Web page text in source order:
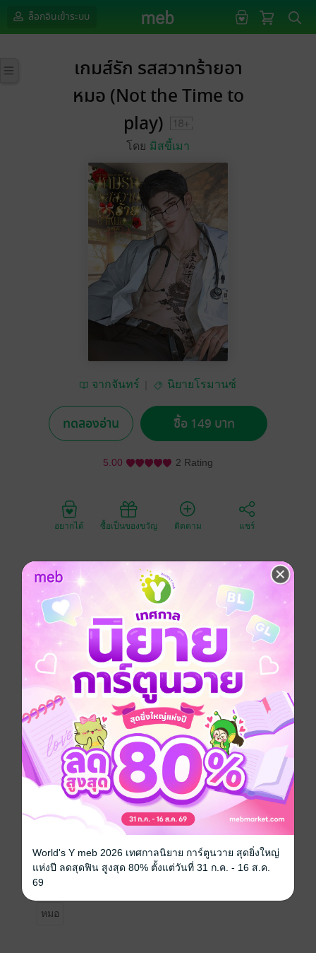
ล็อกอินเข้าระบบ
เกมส์รัก รสสวาทร้ายอา
หมอ (Not the Time to
play)
โดย มิสขี้เมา
จากจันทร์ นิยายโรมานซ์
ทดลองอ่าน ซื้อ 149 บาท
5.00 2 Rating
อยากได้ ซื้อเป็นของขวัญ ติดตาม แชร์
เพราะความเมาในคืนวันเกิดทำให้หมอผู้เป็นเหมือนอา
กลายเป็นคนที่ได้ตัวเธอไปโดยไม่ตั้งใจ"
แต่ที่มากกว่านั้นคือ...เขาเลือกจะเลื่อนฐานะเป็นสามีและ
ภรรยา
นนทิพัชร์ ปรากานต์ภักดีหมอวัย 43 ปี ที่ทั้งวงการรู้จักดีใน
ฐานะศัลยแพทย์มากฝีมือ
ผู้บริหารโรงพยาบาลเอกชนสุดหรู
เขาเคยใช้ชีวิตแบบเจ้าสำราญมาแล้วทุกแบบ
แต่ทุกอย่างเปลี่ยนเมื่อเขาตื่นขึ้นมาในห้องนอนของตัวเอง
พร้อมกับ "เด็กผู้หญิงวัย 19"
ที่นอนเปลือยอยู่ข้าง ๆเด็กคนนั้นคือ วียา จิรเวชกุลน้องสาว
ของเพื่อนสนิทคน
ที่เคยผ่าตัดช่วยชีวิตเธอในวัยเด็กคนที่เธอเรียกว่า "พี่หมอ"
ด้วยดวงตาเป็นประกาย
หลานสาวที่เขาเคยเห็นมาตั้งแต่ยังวิ่งเล่นในสนาม
และหลักฐานบนเตียงชัดเจนเกินกว่าจะปฏิเสธได้ว่า
"เขาคือคนแรกของเธอ"พลาดครั้งเดียว...แต่มันเปลี่ยน
สถานะจาก น้องเพื่อน
กลายเป็น เมียในทะเบียน ที่เขาหวง หึง โหด ที่สุด
โรมานซ์
หมอ
World's Y meb 2026 เทศกาลนิยาย การ์ตูนวาย สุดยิ่งใหญ่
แห่งปี ลดสุดฟิน สูงสุด 80% ตั้งแต่วันที่ 31 ก.ค. - 16 ส.ค.
69